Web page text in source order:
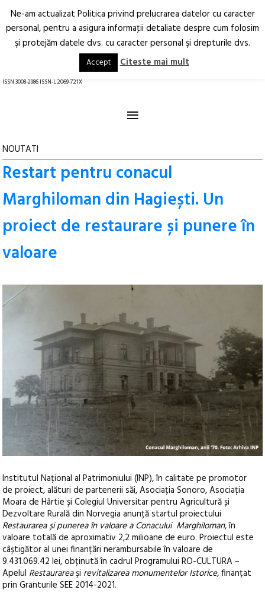
Arhitectură.
Oraș.
RO EN
ISSN 3008-2986 ISSN-L 2069-721X
≡
NOUTATI
Restart pentru conacul
Marghiloman din Hagiești. Un
proiect de restaurare și punere în
valoare
Institutul Național al Patrimoniului (INP), în calitate pe promotor
de proiect, alături de partenerii săi, Asociația Sonoro, Asociația
Moara de Hârtie și Colegiul Universitar pentru Agricultură și
Dezvoltare Rurală din Norvegia anunță startul proiectului
Restaurarea și punerea în valoare a Conacului Marghiloman, în
valoare totală de aproximativ 2,2 milioane de euro. Proiectul este
câștigător al unei finanțări nerambursabile în valoare de
9.431.069.42 lei, obținută în cadrul Programului RO-CULTURA –
Apelul Restaurareași revitalizarea monumentelorIstorice,finanțat
prin Granturile SEE 2014-2021.
Ne-am actualizat Politica privind prelucrarea datelor cu caracter
personal, pentru a asigura informaţii detaliate despre cum folosim
şi protejăm datele dvs. cu caracter personal şi drepturile dvs.
Accept Citeste mai mult